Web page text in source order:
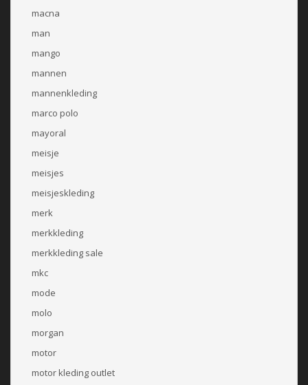
macna
man
mango
mannen
mannenkleding
marco polo
mayoral
meisje
meisjes
meisjeskleding
merk
merkkleding
merkkleding sale
mkc
mode
molo
morgan
motor
motor kleding outlet